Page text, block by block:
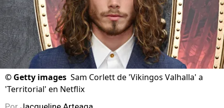
© Getty images Sam Corlett de 'Vikingos Valhalla' a
'Territorial' en Netflix